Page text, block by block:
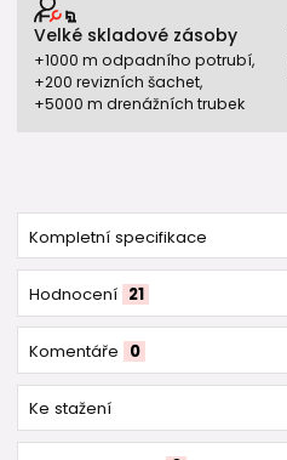
Velké skladové zásoby
+1000 m odpadního potrubí,
+200 revizních šachet,
+5000 m drenážních trubek
Kompletní specifikace
Hodnocení 21
Komentáře 0
Ke stažení